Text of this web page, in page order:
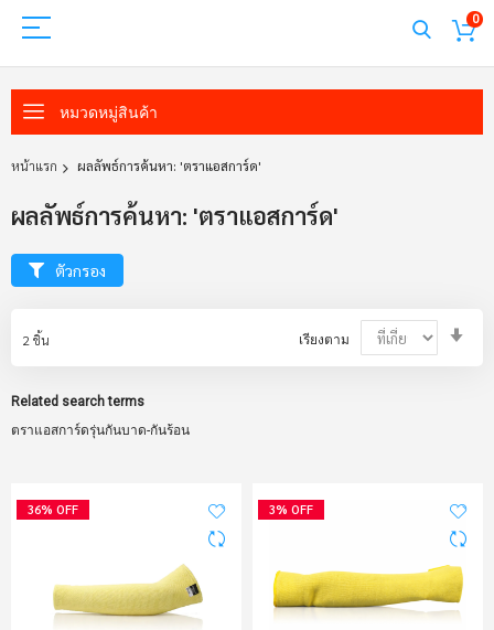
0
หมวดหมู่สินค้า
หน้าแรก ผลลัพธ์การค้นหา: 'ตราแอสการ์ด'
ผลลัพธ์การค้นหา: 'ตราแอสการ์ด'
2 ชิ้น เรียงตาม
Related search terms
ตราแอสการ์ดรุ่นกันบาด-กันร้อน
36% OFF 3% OFF
ตัวกรอง